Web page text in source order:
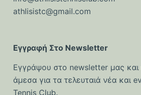
athlisistc@gmail.com
Εγγραφή Στο Newsletter
Εγγράψου στο newsletter μας
άμεσα για τα τελευταιά νέα και
Tennis Club.